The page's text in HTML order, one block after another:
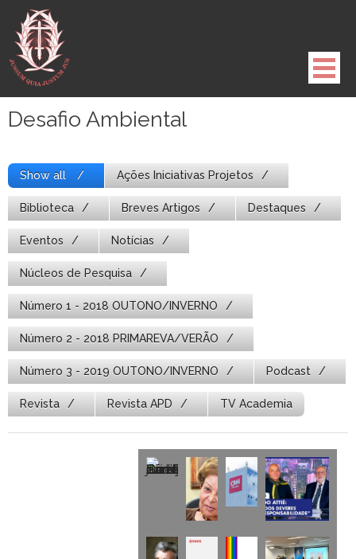
para
conteúdo
Desafio Ambiental
Show all Ações Iniciativas Projetos
Biblioteca Breves Artigos Destaques
Eventos Notícias
Núcleos de Pesquisa
Número 1 - 2018 OUTONO/INVERNO
Número 2 - 2018 PRIMAREVA/VERÃO
Número 3 - 2019 OUTONO/INVERNO Podcast
Revista Revista APD TV Academia